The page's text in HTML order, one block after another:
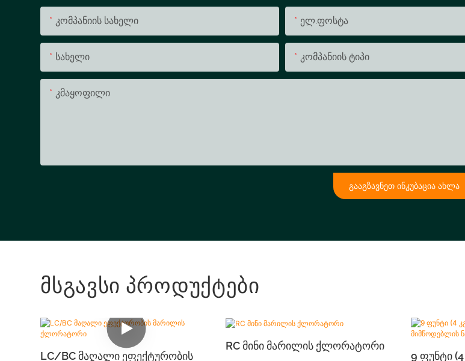
Კომპანიის Სახელი Ელ.ფოსტა
Სახელი Კომპანიის Ტიპი
Კმაყოფილი
ᲒᲐᲐᲒᲖᲐᲕᲜᲔᲗ ᲘᲜᲙᲣᲑᲐᲪᲘᲐ ᲐᲮᲚᲐ
Მსგავსი Პროდუქტები
LC/BC Მაღალი Ეფექტურობის
RC Მინი Მარილის Ქლორატორი
9 Ფუნტი